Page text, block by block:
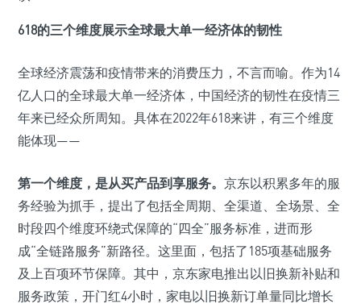
618的三个维度展示全球最大单一经济体的韧性
全球经济震荡和疫情带来的消费压力，不言而喻。作为14
亿人口的全球最大单一经济体，中国经济的韧性在疫情三
年来已经众所周知。具体在2022年618来讲，有三个维度
能体现——
第一个维度，是从买产品到享服务。 京东以积累多年的服
务经验为抓手，提出了包括全周期、全渠道、全场景、全
时段四个维度环绕式保障的“四全”服务标准，进而形
成“全链路服务”新路径。这里面，包括了185项基础服务
及上百项环节保障。其中，京东家电推出以旧换新补贴和
服务政策，开门红4小时，家电以旧换新订单量同比增长